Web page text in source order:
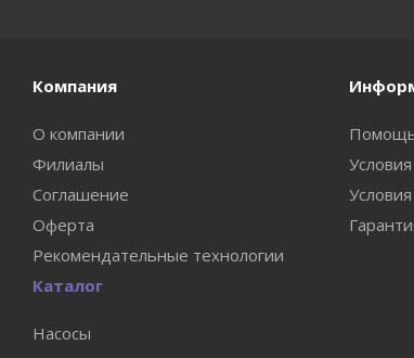
Компания
О компании
Филиалы
Соглашение
Оферта
Рекомендательные технологии
Каталог
Насосы